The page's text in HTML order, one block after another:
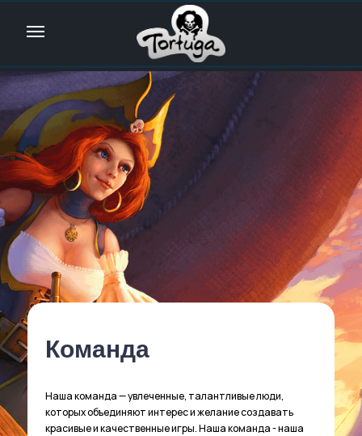
Наша команда — увлеченные, талантливые люди,
которых объединяют интерес и желание создавать
красивые и качественные игры. Наша команда - наша
Команда